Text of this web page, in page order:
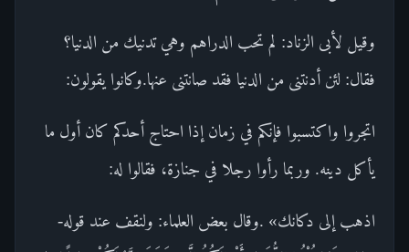
وقيل لأبى الزناد: لم تحب الدراهم وهي تدنيك من الدنيا؟
فقال: لئن أدنتنى من الدنيا فقد صانتنى عنها.وكانوا يقولون:
اتجروا واكتسبوا فإنكم في زمان إذا احتاج أحدكم كان أول ما
يأكل دينه. وربما رأوا رجلا في جنازة، فقالوا له:
اذهب إلى دكانك» .وقال بعض العلماء: ولنقف عند قوله-